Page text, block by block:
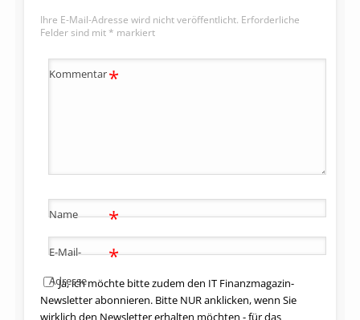
Ihre E-Mail-Adresse wird nicht veröffentlicht. Erforderliche
Felder sind mit * markiert
Kommentar*
Name *
E-Mail-
Adresse
*
Ja, ich möchte bitte zudem den IT Finanzmagazin-
Newsletter abonnieren. Bitte NUR anklicken, wenn Sie
wirklich den Newsletter erhalten möchten - für das